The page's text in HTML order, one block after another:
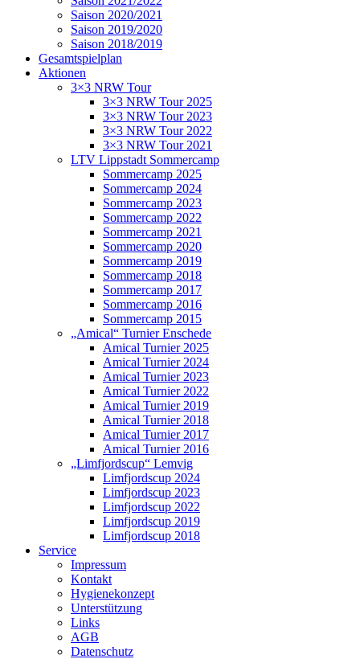
Saison 2020/2021
Saison 2019/2020
Saison 2018/2019
Gesamtspielplan
Aktionen
3×3 NRW Tour
3×3 NRW Tour 2025
3×3 NRW Tour 2023
3×3 NRW Tour 2022
3×3 NRW Tour 2021
LTV Lippstadt Sommercamp
Sommercamp 2025
Sommercamp 2024
Sommercamp 2023
Sommercamp 2022
Sommercamp 2021
Sommercamp 2020
Sommercamp 2019
Sommercamp 2018
Sommercamp 2017
Sommercamp 2016
Sommercamp 2015
„Amical“ Turnier Enschede
Amical Turnier 2025
Amical Turnier 2024
Amical Turnier 2023
Amical Turnier 2022
Amical Turnier 2019
Amical Turnier 2018
Amical Turnier 2017
Amical Turnier 2016
„Limfjordscup“ Lemvig
Limfjordscup 2024
Limfjordscup 2023
Limfjordscup 2022
Limfjordscup 2019
Limfjordscup 2018
Service
Impressum
Kontakt
Hygienekonzept
Unterstützung
Links
AGB
Datenschutz